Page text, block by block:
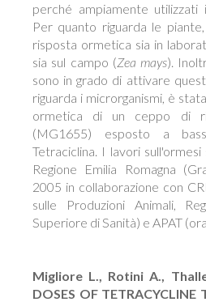
perché ampiamente utilizzati
Per quanto riguarda le
risposta ormetica sia in
sia sul campo (Zea mays).
sono in grado di attivare
riguarda i microrganismi, è
ormetica di un ceppo di
(MG1655) esposto a
Tetraciclina. I lavori
Regione Emilia Romagna
2005 in collaborazione con
sulle Produzioni Animali,
Superiore di Sanità) e APAT
Migliore L., Rotini A.,
DOSES OF TETRACYCLINE